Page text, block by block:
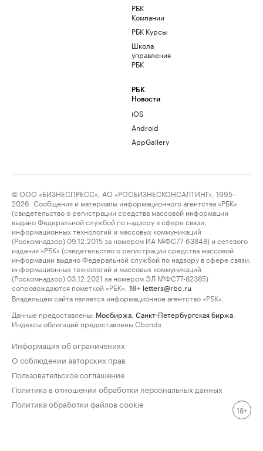
РБК
Компании
РБК Курсы
Школа
управления
РБК
РБК
Новости
iOS
Android
AppGallery
© ООО «БИЗНЕСПРЕСС», АО «РОСБИЗНЕСКОНСАЛТИНГ», 1995–
2026. Сообщения и материалы информационного агентства «РБК»
(свидетельство о регистрации средства массовой информации
выдано Федеральной службой по надзору в сфере связи,
информационных технологий и массовых коммуникаций
(Роскомнадзор) 09.12.2015 за номером ИА №ФС77-63848) и сетевого
издания «РБК» (свидетельство о регистрации средства массовой
информации выдано Федеральной службой по надзору в сфере связи,
информационных технологий и массовых коммуникаций
(Роскомнадзор) 03.12.2021 за номером ЭЛ №ФС77-82385)
сопровождаются пометкой «РБК».
18+ letters@rbc.ru
Владельцем сайта является информационное агентство «РБК».
Данные предоставлены: Мосбиржа Санкт-Петербургская биржа
Индексы облигаций предоставлены Cbonds.
Информация об ограничениях
О соблюдении авторских прав
Пользовательское соглашение
Политика в отношении обработки персональных данных
Политика обработки файлов cookie
18+